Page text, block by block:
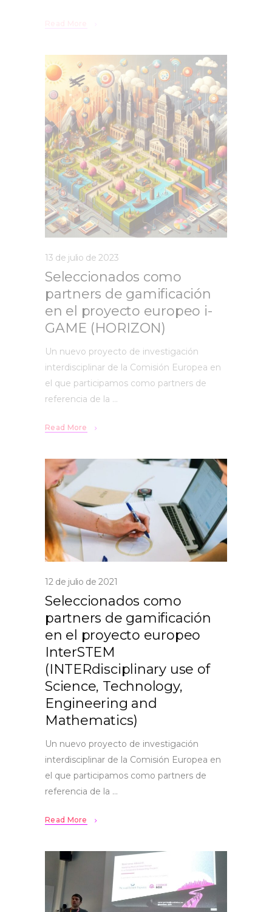
13 de julio de 2023
Seleccionados como
partners de gamificación
en el proyecto europeo i-
GAME (HORIZON)
Un nuevo proyecto de investigación
interdisciplinar de la Comisión Europea en
el que participamos como partners de
referencia de la
Read More
12 de julio de 2021
Seleccionados como
partners de gamificación
en el proyecto europeo
InterSTEM
(INTERdisciplinary use of
Science, Technology,
Engineering and
Mathematics)
Un nuevo proyecto de investigación
interdisciplinar de la Comisión Europea en
el que participamos como partners de
referencia de la
Read More